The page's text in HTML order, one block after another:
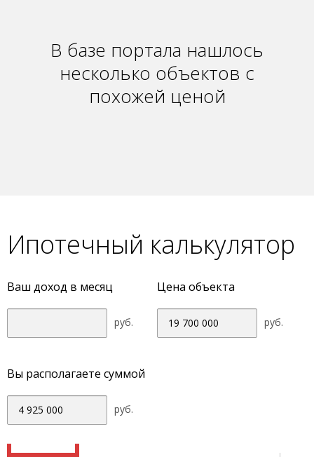
В базе портала нашлось
несколько объектов с
похожей ценой
Ипотечный калькулятор
Ваш доход в месяц Цена объекта
руб. руб.
Вы располагаете суммой
руб.